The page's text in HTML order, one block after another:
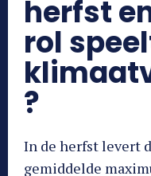
herfst
rol
?
In de herfst levert
gemiddelde